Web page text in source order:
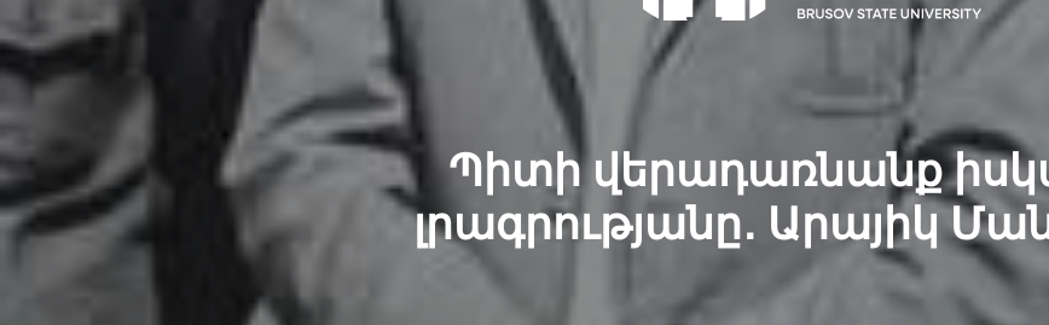
Պիտի վերադառնանք
լրագրությանը․ Արայիկ